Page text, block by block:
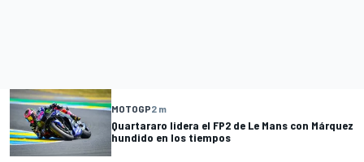
MOTOGP2 m
Quartararo lidera el FP2 de Le Mans con Márquez
hundido en los tiempos